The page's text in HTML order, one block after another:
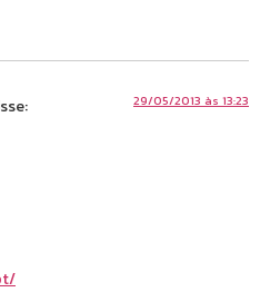
29/05/2013 às 13:23